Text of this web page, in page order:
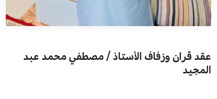
عقد قران وزفاف الأستاذ / مصطفي محمد عبد
المجيد